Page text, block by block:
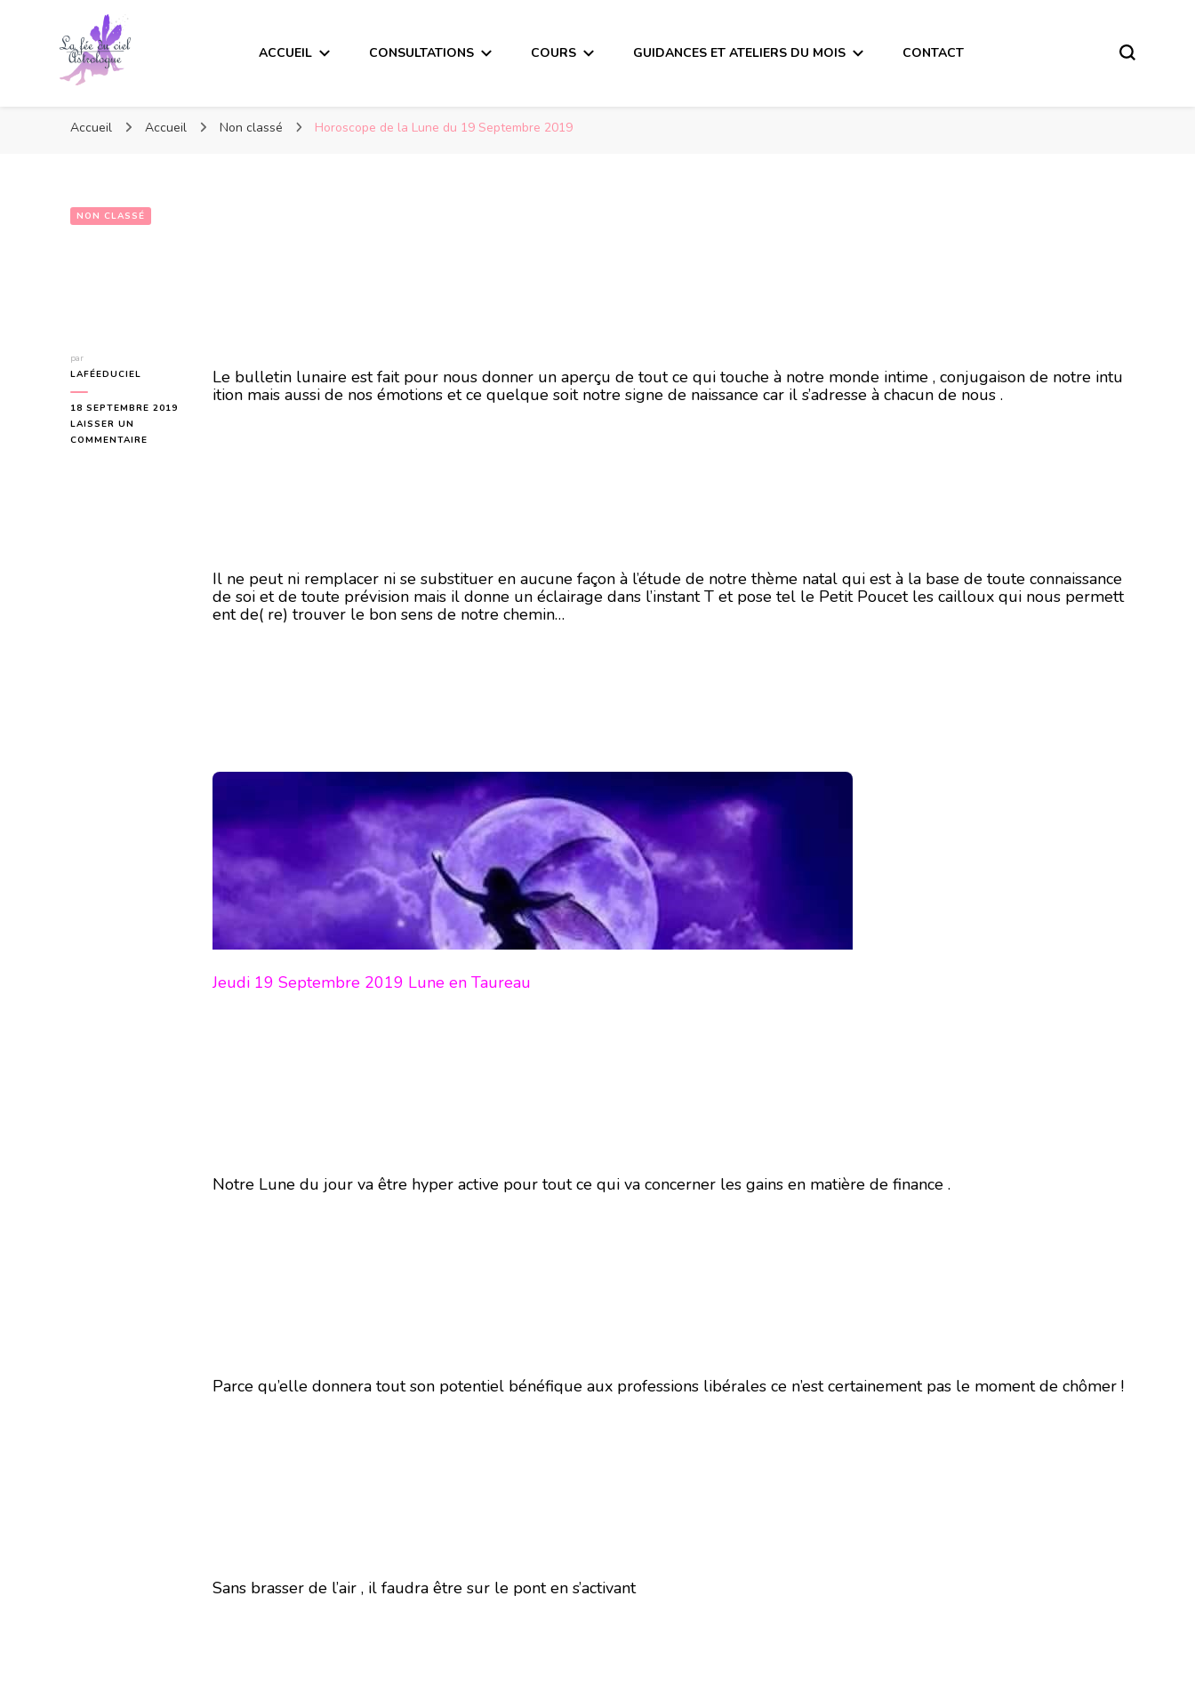
ACCUEIL CONSULTATIONS COURS GUIDANCES ET ATELIERS DU MOIS CONTACT
Accueil Accueil Non classé Horoscope de la Lune du 19 Septembre 2019
NON CLASSÉ
par
LAFÉEDUCIEL
18 SEPTEMBRE 2019
LAISSER UN
COMMENTAIRE
Le bulletin lunaire est fait pour nous donner un aperçu de tout ce qui touche à notre monde intime , conjugaison de notre intu
ition mais aussi de nos émotions et ce quelque soit notre signe de naissance car il s’adresse à chacun de nous .
Il ne peut ni remplacer ni se substituer en aucune façon à l’étude de notre thème natal qui est à la base de toute connaissance
de soi et de toute prévision mais il donne un éclairage dans l’instant T et pose tel le Petit Poucet les cailloux qui nous permett
ent de( re) trouver le bon sens de notre chemin…
Jeudi 19 Septembre 2019 Lune en Taureau
Notre Lune du jour va être hyper active pour tout ce qui va concerner les gains en matière de finance .
Parce qu’elle donnera tout son potentiel bénéfique aux professions libérales ce n’est certainement pas le moment de chômer !
Sans brasser de l’air , il faudra être sur le pont en s’activant